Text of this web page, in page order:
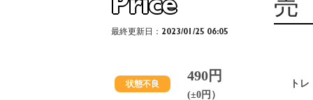
売
最終更新日：2023/01/25 06:05
状態不良
490円
(±0円）
ト